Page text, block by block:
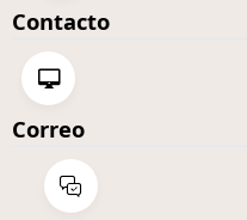
Contacto
Correo